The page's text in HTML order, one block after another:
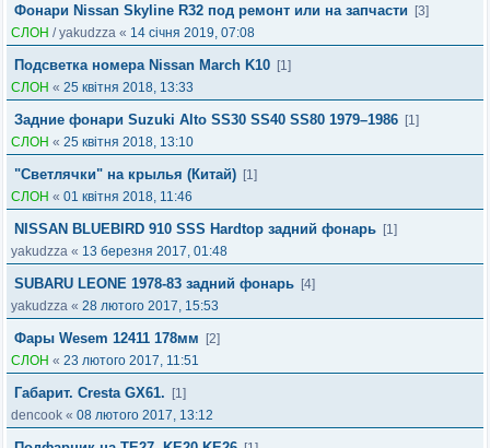
Фонари Nissan Skyline R32 под ремонт или на запчасти
[3]
СЛОН /yakudzza « 14 січня 2019, 07:08
Подсветка номера Nissan March K10 [1]
СЛОН « 25 квітня 2018, 13:33
Задние фонари Suzuki Alto SS30 SS40 SS80 1979–1986 [1]
СЛОН « 25 квітня 2018, 13:10
"Светлячки" на крылья (Китай) [1]
СЛОН « 01 квітня 2018, 11:46
NISSAN BLUEBIRD 910 SSS Hardtop задний фонарь [1]
yakudzza « 13 березня 2017, 01:48
SUBARU LEONE 1978-83 задний фонарь [4]
yakudzza « 28 лютого 2017, 15:53
Фары Wesem 12411 178мм
[2]
СЛОН « 23 лютого 2017, 11:51
Габарит. Cresta GX61.
[1]
dencook « 08 лютого 2017, 13:12